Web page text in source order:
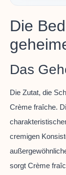
Die
Das
Die Zutat, die
Crème fraîche.
cremigen
sorgt Crème